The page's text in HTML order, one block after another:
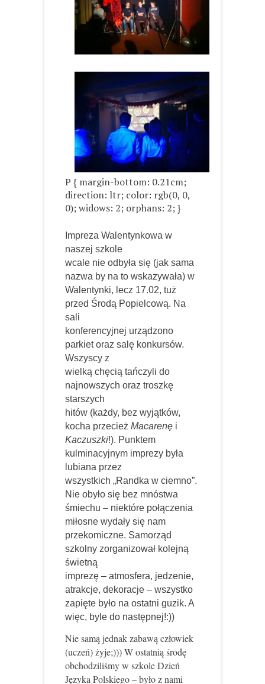
P { margin-bottom: 0.21cm;
direction: ltr; color: rgb(0, 0,
0); widows: 2; orphans: 2; }
Impreza Walentynkowa w
naszej szkole
wcale nie odbyła się (jak sama
nazwa by na to wskazywała) w
Walentynki, lecz 17.02, tuż
przed Środą Popielcową. Na
sali
konferencyjnej urządzono
parkiet oraz salę konkursów.
Wszyscy z
wielką chęcią tańczyli do
najnowszych oraz troszkę
starszych
hitów (każdy, bez wyjątków,
kocha przecież Macarenę i
Kaczuszki!). Punktem
kulminacyjnym imprezy była
lubiana przez
wszystkich „Randka w ciemno”.
Nie obyło się bez mnóstwa
śmiechu – niektóre połączenia
miłosne wydały się nam
przekomiczne. Samorząd
szkolny zorganizował kolejną
świetną
imprezę – atmosfera, jedzenie,
atrakcje, dekoracje – wszystko
zapięte było na ostatni guzik. A
więc, byle do następnej!:))
Nie samą jednak zabawą człowiek
(uczeń) żyje;))) W ostatnią środę
obchodziliśmy w szkole Dzień
Języka Polskiego – było z nami